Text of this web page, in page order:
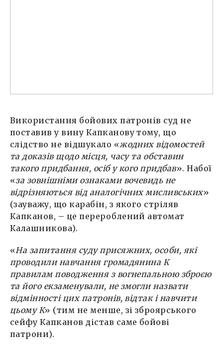
Використання бойових патронів суд не
поставив у вину Капканову тому, що
слідство не відшукало «жодних відомостей
та доказів щодо місця, часу та обставин
такого придбання, осіб у кого придбав». Набої
«за зовнішніми ознаками вочевидь не
відрізняються від аналогічних мисливських»
(зауважу, що карабін, з якого стріляв
Капканов, – це перероблений автомат
Калашникова).
«На запитання суду присяжних, особи, які
проводили навчання громадянина К
правилам поводження з вогнепальною зброєю
та його екзаменували, не змогли назвати
відмінності цих патронів, відтак і навчити
цьому К» (тим не менше, зі зброярського
сейфу Капканов дістав саме бойові
патрони).